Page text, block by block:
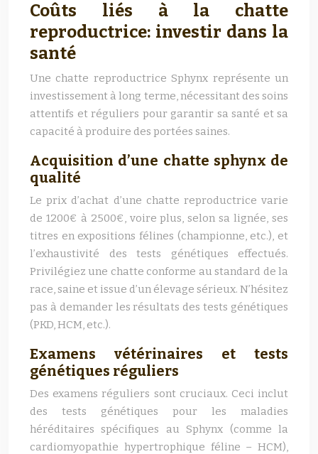
Coûts liés à la chatte
reproductrice: investir dans la
santé
Une chatte reproductrice Sphynx représente un
investissement à long terme, nécessitant des soins
attentifs et réguliers pour garantir sa santé et sa
capacité à produire des portées saines.
Acquisition d’une chatte sphynx de
qualité
Le prix d’achat d’une chatte reproductrice varie
de 1200€ à 2500€, voire plus, selon sa lignée, ses
titres en expositions félines (championne, etc.), et
l’exhaustivité des tests génétiques effectués.
Privilégiez une chatte conforme au standard de la
race, saine et issue d’un élevage sérieux. N’hésitez
pas à demander les résultats des tests génétiques
(PKD, HCM, etc.).
Examens vétérinaires et tests
génétiques réguliers
Des examens réguliers sont cruciaux. Ceci inclut
des tests génétiques pour les maladies
héréditaires spécifiques au Sphynx (comme la
cardiomyopathie hypertrophique féline – HCM),